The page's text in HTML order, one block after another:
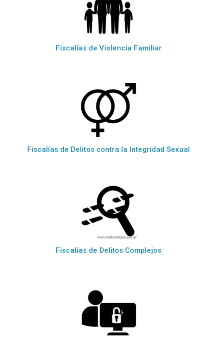
Fiscalías de Violencia Familiar
Fiscalías de Delitos contra la Integridad Sexual
Fiscalías de Delitos Complejos